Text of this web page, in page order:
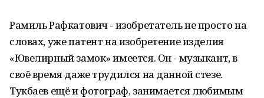
Рамиль Рафкатович - изобретатель не просто на
словах, уже патент на изобретение изделия
«Ювелирный замок» имеется. Он - музыкант, в
своё время даже трудился на данной стезе.
Тукбаев ещё и фотограф, занимается любимым